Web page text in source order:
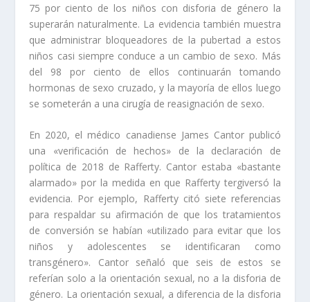
75 por ciento de los niños con disforia de género la
superarán naturalmente. La evidencia también muestra
que administrar bloqueadores de la pubertad a estos
niños casi siempre conduce a un cambio de sexo. Más
del 98 por ciento de ellos continuarán tomando
hormonas de sexo cruzado, y la mayoría de ellos luego
se someterán a una cirugía de reasignación de sexo.
En 2020, el médico canadiense James Cantor publicó
una «verificación de hechos» de la declaración de
política de 2018 de Rafferty. Cantor estaba «bastante
alarmado» por la medida en que Rafferty tergiversó la
evidencia. Por ejemplo, Rafferty citó siete referencias
para respaldar su afirmación de que los tratamientos
de conversión se habían «utilizado para evitar que los
niños y adolescentes se identificaran como
transgénero». Cantor señaló que seis de estos se
referían solo a la orientación sexual, no a la disforia de
género. La orientación sexual, a diferencia de la disforia